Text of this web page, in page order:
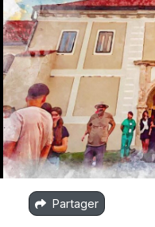
Partager